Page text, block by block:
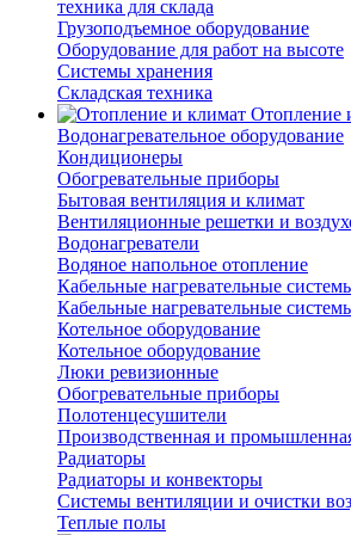
техника для склада
Грузоподъемное оборудование
Оборудование для работ на высоте
Системы хранения
Складская техника
Отопление
Водонагревательное оборудование
Кондиционеры
Обогревательные приборы
Бытовая вентиляция и климат
Вентиляционные решетки и
Водонагреватели
Водяное напольное отопление
Кабельные нагревательные
Кабельные нагревательные
Котельное оборудование
Котельное оборудование
Люки ревизионные
Обогревательные приборы
Полотенцесушители
Производственная и
Радиаторы
Радиаторы и конвекторы
Системы вентиляции и очистки
Теплые полы